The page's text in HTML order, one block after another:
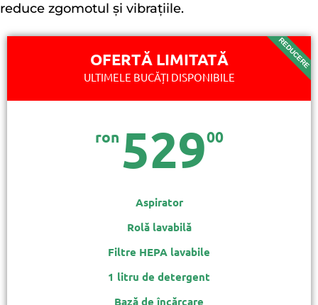
reduce zgomotul și vibrațiile.
OFERTĂ LIMITATĂ
ULTIMELE BUCĂȚI DISPONIBILE
ron 52900
Aspirator
Rolă lavabilă
Filtre HEPA lavabile
1 litru de detergent
Bază de încărcare
REDUCERE